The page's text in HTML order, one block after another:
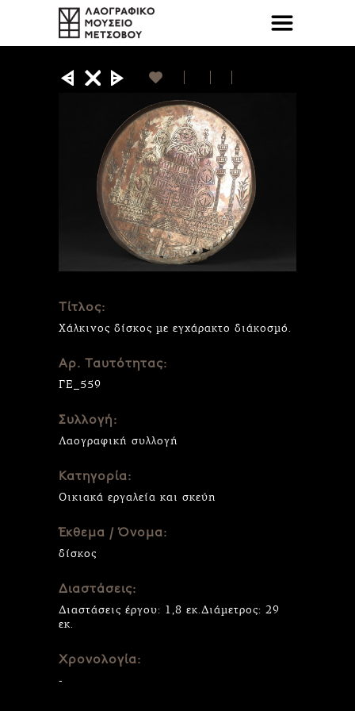
Τίτλος:
Χάλκινος δίσκος με εγχάρακτο διάκοσμό.
Αρ. Ταυτότητας:
ΓΕ_559
Συλλογή:
Λαογραφική συλλογή
Κατηγορία:
Οικιακά εργαλεία και σκεύη
Έκθεμα / Όνομα:
δίσκος
Διαστάσεις:
Διαστάσεις έργου: 1,8 εκ.Διάμετρος: 29
εκ.
Χρονολογία:
-